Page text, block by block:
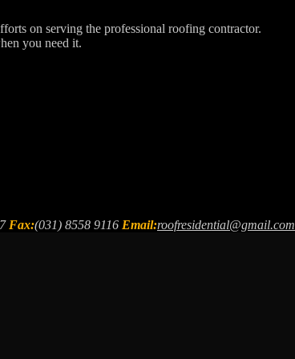
on serving the professional roofing contractor.
you need it.
Fax:(031) 8558 9116 Email:roofresidential@gmail.com